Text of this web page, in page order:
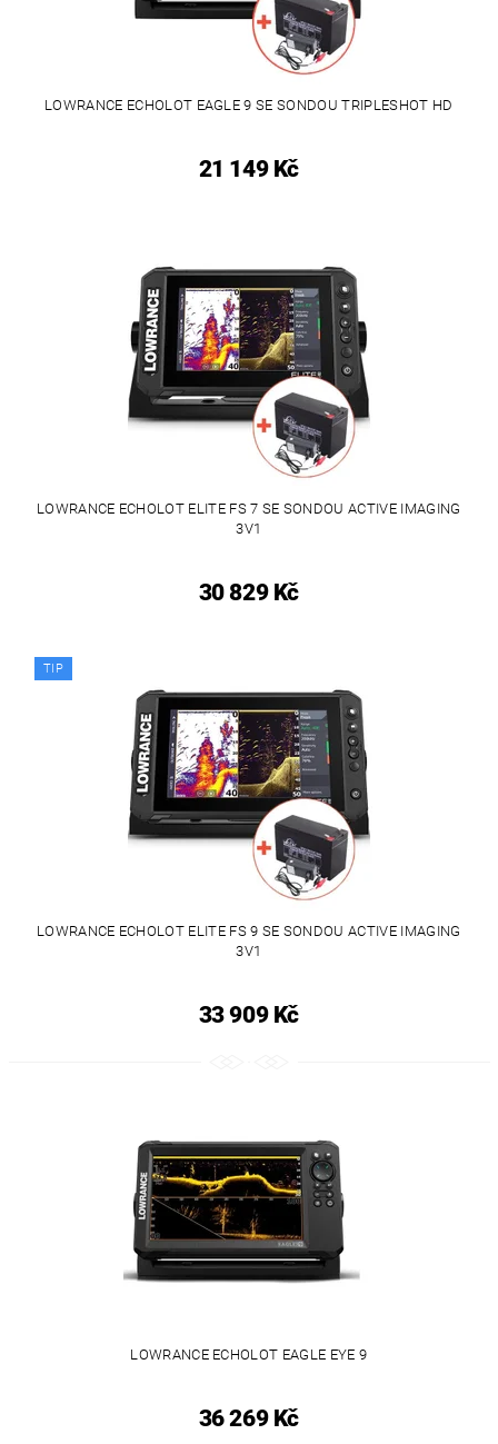
LOWRANCE ECHOLOT EAGLE 9 SE SONDOU TRIPLESHOT HD
21 149 Kč
LOWRANCE ECHOLOT ELITE FS 7 SE SONDOU ACTIVE IMAGING
3V1
30 829 Kč
TIP
LOWRANCE ECHOLOT ELITE FS 9 SE SONDOU ACTIVE IMAGING
3V1
33 909 Kč
LOWRANCE ECHOLOT EAGLE EYE 9
36 269 Kč